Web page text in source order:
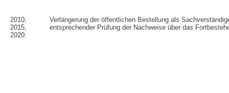
2010,
2015,
2020:
Verlängerung der öffentlichen Bestellung als
entsprechender Prüfung der Nachweise über das